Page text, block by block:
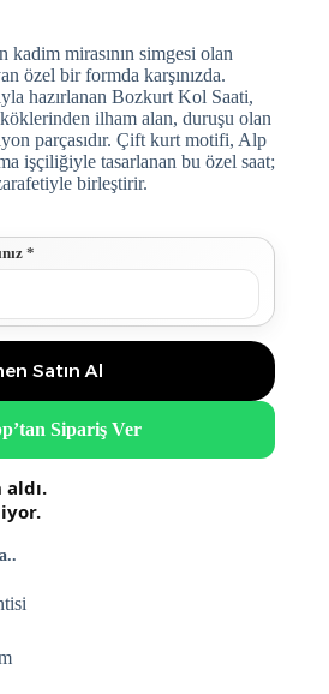
kadim mirasının simgesi olan
özel bir formda karşınızda.
hazırlanan Bozkurt Kol Saati,
ilham alan, duruşu olan
parçasıdır. Çift kurt motifi, Alp
işçiliğiyle tasarlanan bu özel saat;
birleştirir.
*
Satın Al
Sipariş Ver